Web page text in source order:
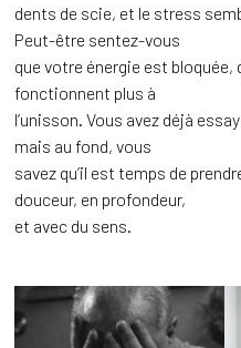
dents de scie, et le stress
Peut-être sentez-vous
que votre énergie est
fonctionnent plus à
l’unisson. Vous avez déjà
mais au fond, vous
savez qu’il est temps de
douceur, en profondeur,
et avec du sens.